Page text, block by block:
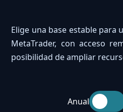
Elige una base estable para
MetaTrader, con acceso
posibilidad de ampliar
Anual